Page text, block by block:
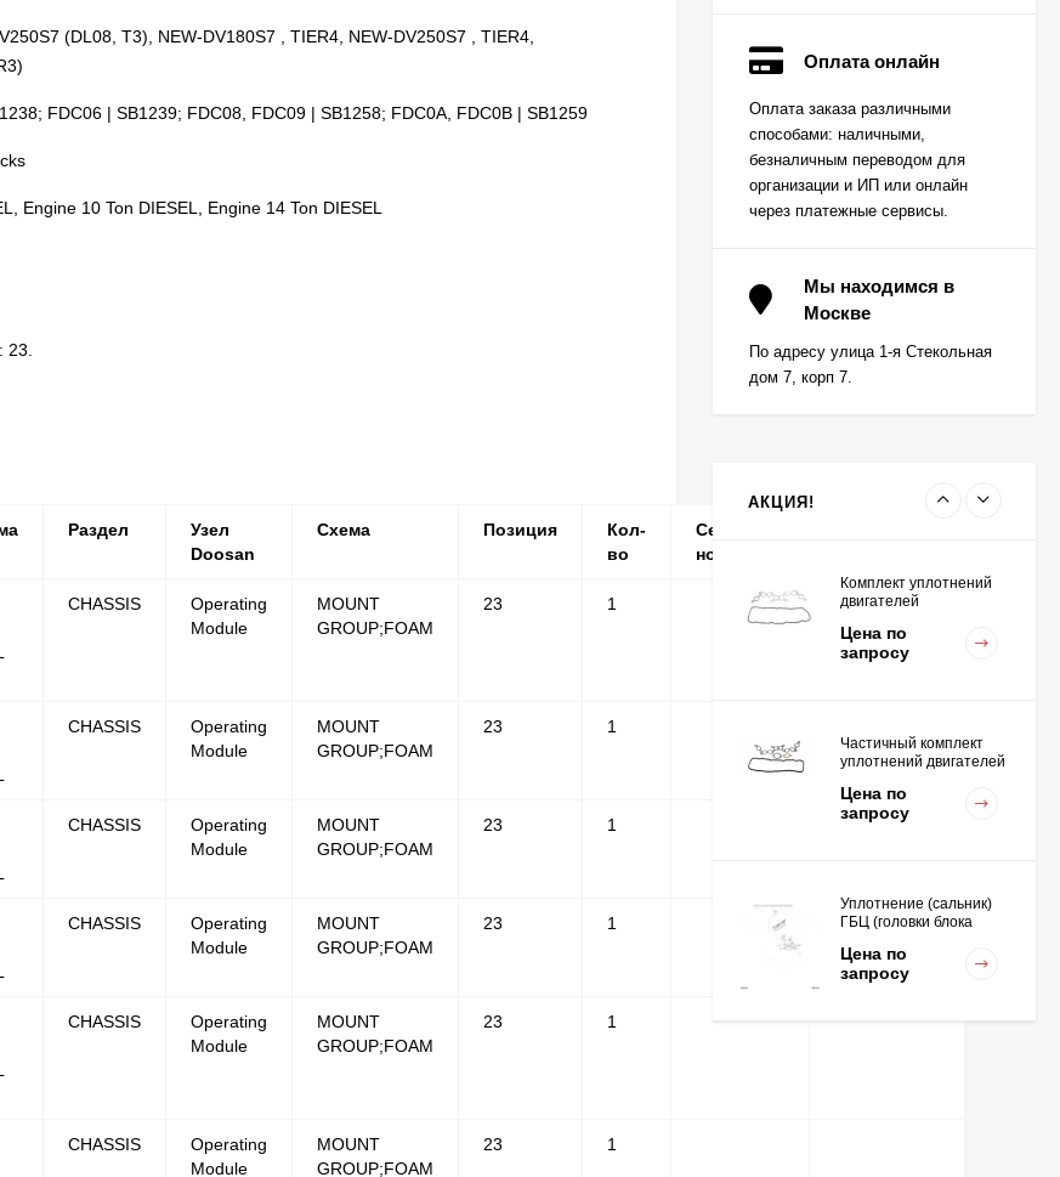
(DL08, T3), NEW-DV180S7 , TIER4, NEW-DV250S7 , TIER4,
FDC06 | SB1239; FDC08, FDC09 | SB1258; FDC0A, FDC0B | SB1259
Engine 10 Ton DIESEL, Engine 14 Ton DIESEL
23.
Раздел
Узел
Doosan
Схема Позиция
Кол-
во
Серийные
номера
CHASSIS
Operating
Module
MOUNT
GROUP;FOAM
23 1
CHASSIS
Operating
Module
MOUNT
GROUP;FOAM
23 1
CHASSIS
Operating
Module
MOUNT
GROUP;FOAM
23 1
CHASSIS
Operating
Module
MOUNT
GROUP;FOAM
23 1
CHASSIS
Operating
Module
MOUNT
GROUP;FOAM
23 1
CHASSIS
Operating
Module
MOUNT
GROUP;FOAM
23 1
Оплата онлайн
Оплата заказа различными
способами: наличными,
безналичным переводом для
организации и ИП или онлайн
через платежные сервисы.
Мы находимся в
Москве
По адресу улица 1-я Стекольная
дом 7, корп 7.
АКЦИЯ!
Вкладыш коренной
(0,25) (1шт - 1
половинка) для
двигателей
K15,K21,K25
запросу
(1шт - 1 половинка) для
двигателей
K15,K21,K25
Цена по
Комплект уплотнений
двигателей
Цена по
запросу
Частичный комплект
уплотнений двигателей
Цена по
запросу
Уплотнение (сальник)
ГБЦ (головки блока
двигателей
K15,K21,K25
Цена по
запросу